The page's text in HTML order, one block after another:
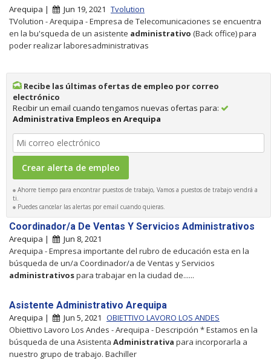
Arequipa | Jun 19, 2021 Tvolution
TVolution - Arequipa - Empresa de Telecomunicaciones se encuentra
en la bu'squeda de un asistente administrativo (Back office) para
poder realizar laboresadministrativas
Recibe las últimas ofertas de empleo por correo
electrónico
Recibir un email cuando tengamos nuevas ofertas para:
Administrativa Empleos en Arequipa
Ahorre tiempo para encontrar puestos de trabajo, Vamos a puestos de trabajo vendrá a
ti.
Puedes cancelar las alertas por email cuando quieras.
Coordinador/a De Ventas Y Servicios Administrativos
Arequipa |
Jun 8, 2021
Arequipa - Empresa importante del rubro de educación esta en la
búsqueda de un/a Coordinador/a de Ventas y Servicios
administrativospara trabajar en la ciudad de......
Asistente Administrativo Arequipa
Arequipa | Jun 5, 2021 OBIETTIVO LAVORO LOS ANDES
Obiettivo Lavoro Los Andes - Arequipa - Descripción * Estamos en la
búsqueda de una Asistenta Administrativa para incorporarla a
nuestro grupo de trabajo. Bachiller